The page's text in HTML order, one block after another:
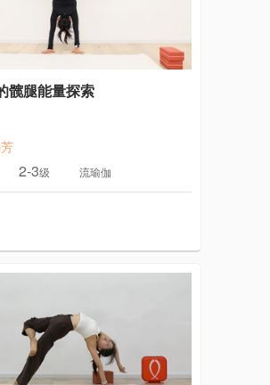
髋腿能量探索
2-3级 流瑜伽